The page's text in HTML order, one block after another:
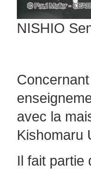
NISHIO
avec la
Kishomaru
Il fait partie